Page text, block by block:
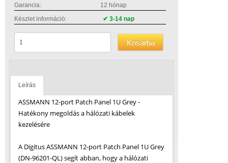
Garancia:
12 hónap
Készlet információ:
✔ 3-14 nap
Kosárba
Leírás
ASSMANN 12-port Patch Panel 1U Grey -
Hatékony megoldás a hálózati kábelek
kezelésére
A Digitus ASSMANN 12-port Patch Panel 1U Grey
(DN-96201-QL) segít abban, hogy a hálózati